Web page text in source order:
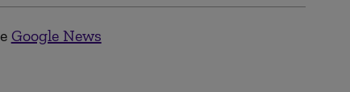
Google News